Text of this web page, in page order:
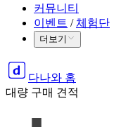
커뮤니티
이벤트 / 체험단
더보기
다나와 홈
대량 구매 견적